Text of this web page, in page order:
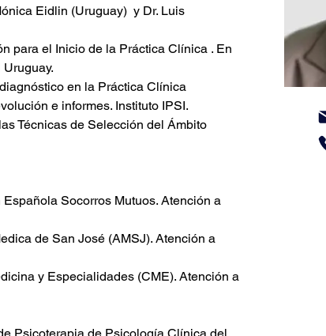
Eidlin (Uruguay)  y Dr. Luis
en la Práctica Clínica
e informes. Instituto IPSI.
Técnicas de Selección del Ámbito
Socorros Mutuos. Atención a
de San José (AMSJ). Atención a
y Especialidades (CME). Atención a